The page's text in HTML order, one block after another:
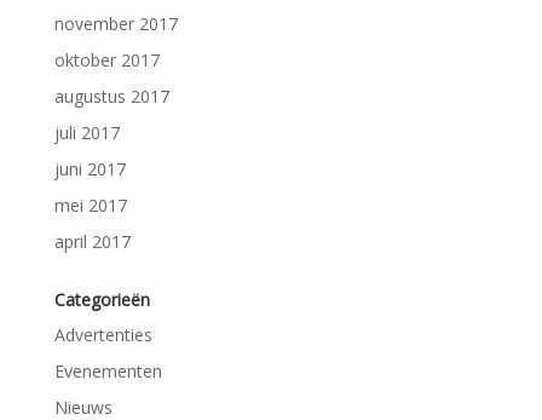
november 2017
oktober 2017
augustus 2017
juli 2017
juni 2017
mei 2017
april 2017
Categorieën
Advertenties
Evenementen
Nieuws